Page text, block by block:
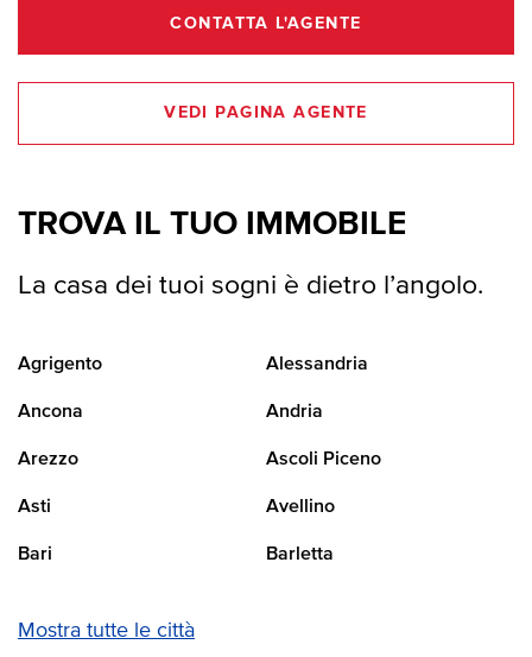
CONTATTA L'AGENTE
VEDI PAGINA AGENTE
TROVA IL TUO IMMOBILE
La casa dei tuoi sogni è dietro l’angolo.
Agrigento Alessandria
Ancona Andria
Arezzo Ascoli Piceno
Asti Avellino
Bari Barletta
Mostra tutte le città